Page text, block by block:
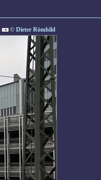
© Dieter Römhild